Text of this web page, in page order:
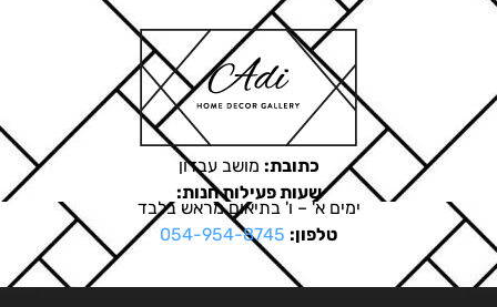
כתובת: מושב עבדון
שעות פעילות חנות:
ימים א' – ו' בתיאום מראש בלבד
טלפון: 054-954-8745